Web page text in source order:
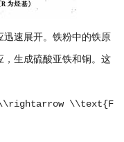
速展开。铁粉中的铁原
生成硫酸亚铁和铜。这
\\text{F